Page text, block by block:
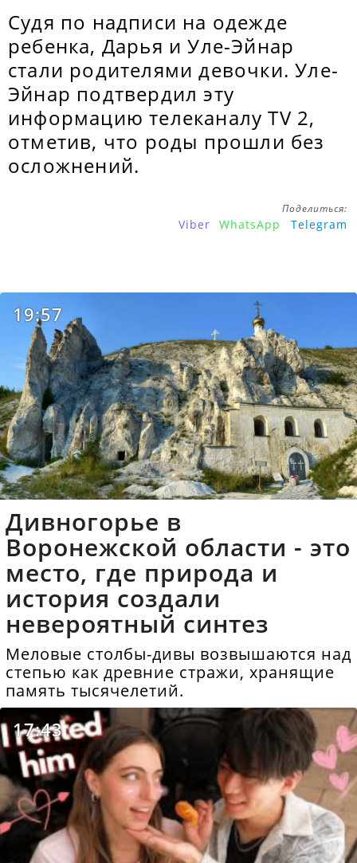
Судя по надписи на одежде
ребенка, Дарья и Уле-Эйнар
стали родителями девочки. Уле-
Эйнар подтвердил эту
информацию телеканалу TV 2,
отметив, что роды прошли без
осложнений.
Поделиться:
Viber WhatsApp Telegram
19:57
Дивногорье в
Воронежской области - это
место, где природа и
история создали
невероятный синтез
Меловые столбы-дивы возвышаются над
степью как древние стражи, хранящие
память тысячелетий.
17:43